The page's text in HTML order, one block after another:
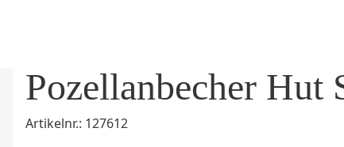
Pozellanbecher Hut
Artikelnr.: 127612